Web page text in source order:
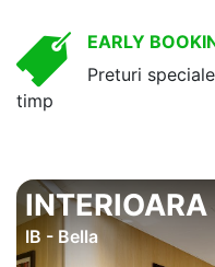
EARLY
Preturi
timp
INTERIOARA
IB - Bella